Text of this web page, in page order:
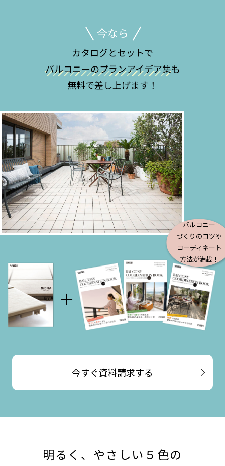
今なら
カタログとセットで
バルコニーのプランアイデア集も
無料で差し上げます！
バルコニー
づくりのコツや
コーディネート
方法が満載！
今すぐ資料請求する
明るく、やさしい５色の